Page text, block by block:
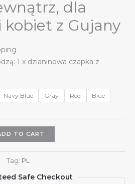
dla
kobiet z Gujany
1 x dzianinowa czapka z
Navy Blue Gray Red Blue
TO CART
Tag: PL
Safe Checkout